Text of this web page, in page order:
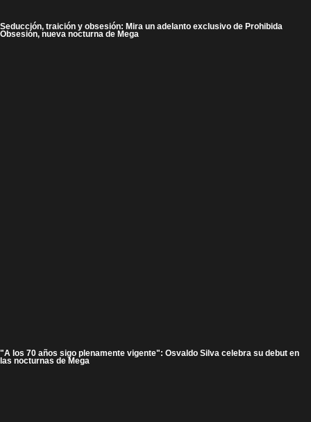
Seducción, traición y obsesión: Mira un adelanto exclusivo de Prohibida
Obsesión, nueva nocturna de Mega
"A los 70 años sigo plenamente vigente": Osvaldo Silva celebra su debut en
las nocturnas de Mega